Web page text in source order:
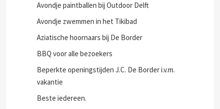
Avondje paintballen bij Outdoor Delft
Avondje zwemmen in het Tikibad
Aziatische hoornaars bij De Border
BBQ voor alle bezoekers
Beperkte openingstijden J.C. De Border i.v.m.
vakantie
Beste iedereen.